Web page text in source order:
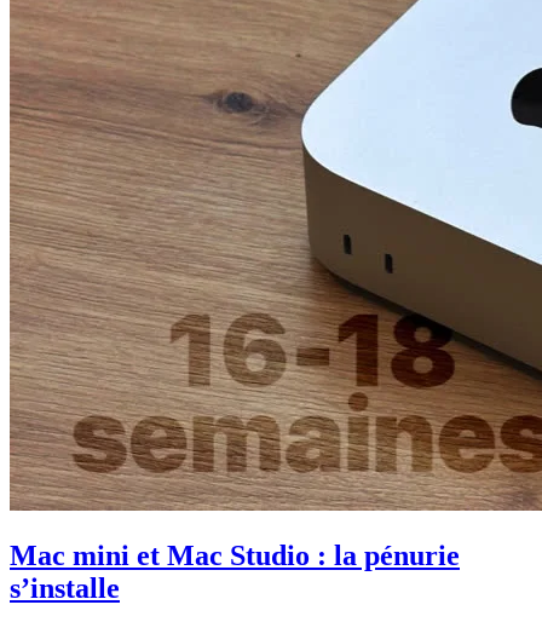
Mac mini et Mac Studio : la pénurie
s’installe